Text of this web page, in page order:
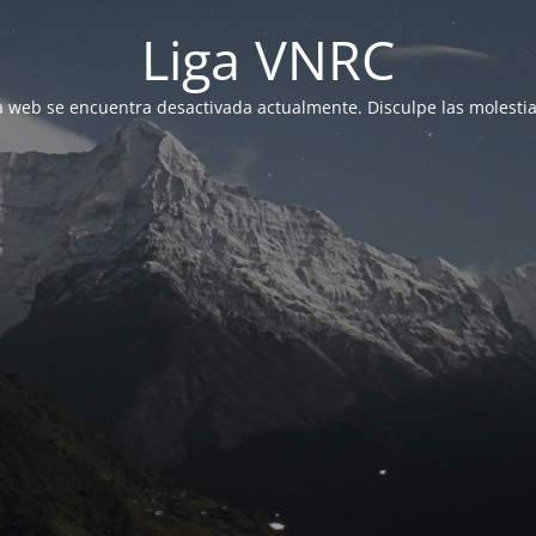
Liga VNRC
web se encuentra desactivada actualmente. Disculpe las